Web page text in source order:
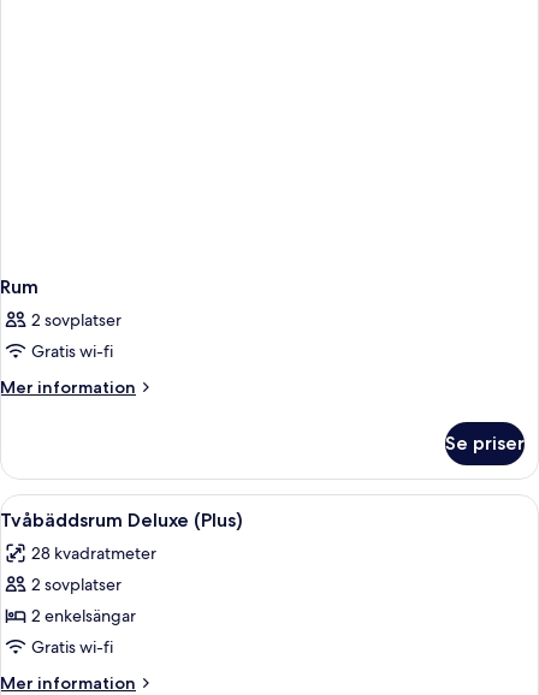
Rum
2 sovplatser
Gratis wi-fi
Mer information
Mer
Se priser
Öppna
alla
foton
för
Tvåbäddsrum
Deluxe
(Plus)
Ett hotellrum med två sängar, ett
5
Tvåbäddsrum Deluxe (Plus)
28 kvadratmeter
2 sovplatser
2 enkelsängar
Gratis wi-fi
Mer information
Mer